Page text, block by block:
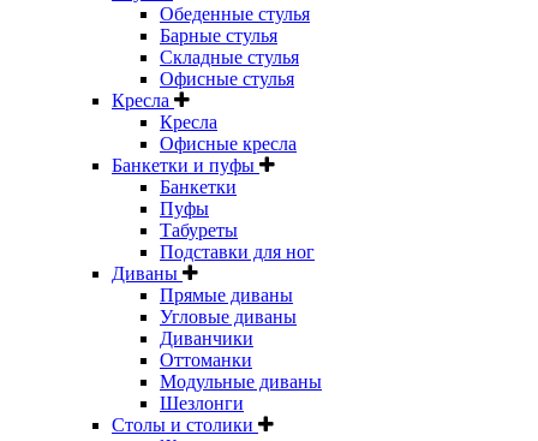
Обеденные стулья
Барные стулья
Складные стулья
Офисные стулья
Кресла
Кресла
Офисные кресла
Банкетки и пуфы
Банкетки
Пуфы
Табуреты
Подставки для ног
Диваны
Прямые диваны
Угловые диваны
Диванчики
Оттоманки
Модульные диваны
Шезлонги
Столы и столики